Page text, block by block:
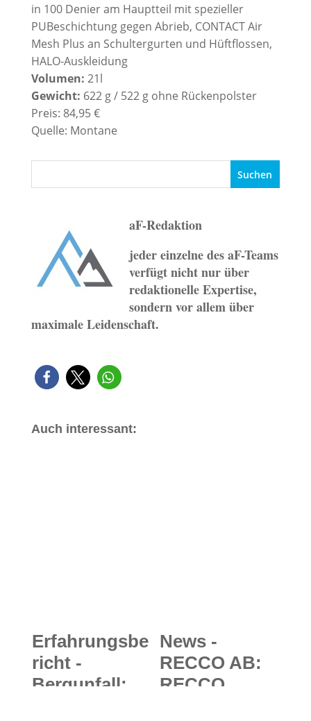
in 100 Denier am Hauptteil mit spezieller
PUBeschichtung gegen Abrieb, CONTACT Air
Mesh Plus an Schultergurten und Hüftflossen,
HALO-Auskleidung
Volumen: 21l
Gewicht: 622 g / 522 g ohne Rückenpolster
Preis: 84,95 €
Quelle: Montane
aF-Redaktion
jeder einzelne des aF-Teams
verfügt nicht nur über
redaktionelle Expertise,
sondern vor allem über
maximale Leidenschaft.
Auch interessant:
Erfahrungsbe
richt -
Bergunfall:
News -
RECCO AB:
RECCO